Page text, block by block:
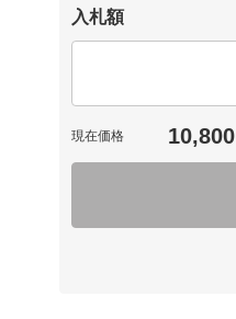
入札額
現在価格 10,800